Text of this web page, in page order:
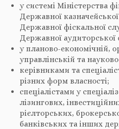
у системі Міністерства
Державної
Державної фіскальної
Державної
у планово-економічній,
управлінській та
керівниками та
різних форм власності;
спеціалістами у
лізингових,
рієлторських,
банківських та інших